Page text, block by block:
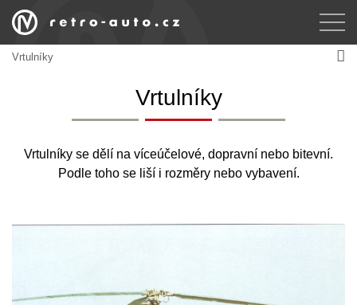
Vrtulníky
Vrtulníky
Vrtulníky se dělí na víceúčelové, dopravní nebo bitevní.
Podle toho se liší i rozměry nebo vybavení.